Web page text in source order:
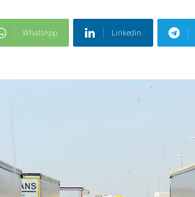
WhatsApp Linkedin